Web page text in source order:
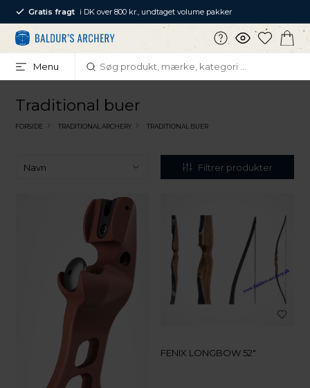
Gratis fragt i DK over 800 kr., undtaget volume pakker
Menu
Traditional buer
FORSIDE TRADITIONAL ARCHERY TRADITIONAL BUER
Filtrer produkter
FENIX LONGBOW 52"